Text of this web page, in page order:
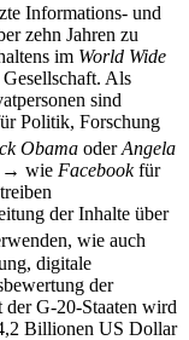
Informations- und
zehn Jahren zu
im World Wide
Als
sind
Politik, Forschung
Obama oderAngela
→ wie Facebookfür
der Inhalte über
wie auch
digitale
der
G-20-Staaten wird
Billionen US Dollar